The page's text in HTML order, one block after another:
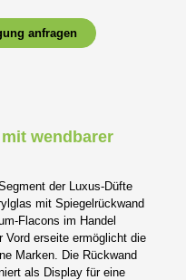
anfragen
wendbarer
der Luxus-Düfte
mit Spiegelrückwand
Flacons im Handel
Vord erseite ermöglicht die
Marken. Die Rückwand
als Display für eine